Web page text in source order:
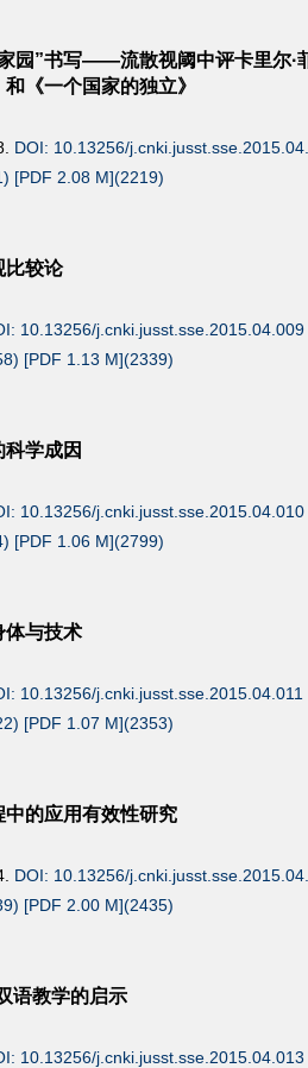
园”书写——流散视阈中评卡里尔·
《一个国家的独立》
DOI: 10.13256/
) [PDF 2.08 M](2219)
比较论
10.13256/j.cnki.jusst.sse.2015.04.009
) [PDF 1.13 M](2339)
学成因
10.13256/j.cnki.jusst.sse.2015.04.010
) [PDF 1.06 M](2799)
体与技术
10.13256/j.cnki.jusst.sse.2015.04.011
) [PDF 1.07 M](2353)
的应用有效性研究
DOI: 10.13256/
) [PDF 2.00 M](2435)
语教学的启示
10.13256/j.cnki.jusst.sse.2015.04.013